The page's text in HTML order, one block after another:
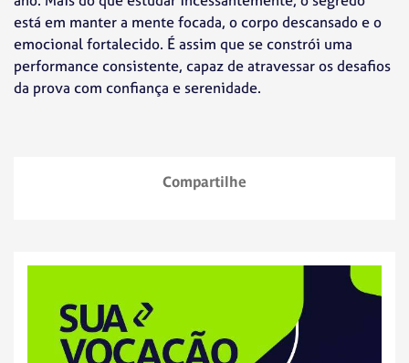
está em manter a mente focada, o corpo descansado e o
emocional fortalecido. É assim que se constrói uma
performance consistente, capaz de atravessar os desafios
da prova com confiança e serenidade.
Compartilhe